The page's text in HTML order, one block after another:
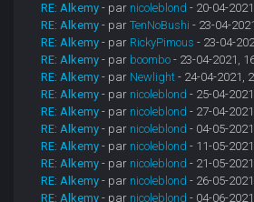
RE: Alkemy - par nicoleblond - 20-04-
RE: Alkemy - parTenNoBushi - 23-04-
RE: Alkemy - par RickyPimous - 23-04-
RE: Alkemy - par boombo - 23-04-2021,
RE: Alkemy - par Newlight - 24-04-2021,
RE: Alkemy - par nicoleblond - 25-04-
RE: Alkemy - par nicoleblond - 27-04-
RE: Alkemy - par nicoleblond - 04-05-
RE: Alkemy - par nicoleblond - 11-05-
RE: Alkemy - par nicoleblond - 21-05-
RE: Alkemy - par nicoleblond - 26-05-
RE: Alkemy - par nicoleblond - 04-06-